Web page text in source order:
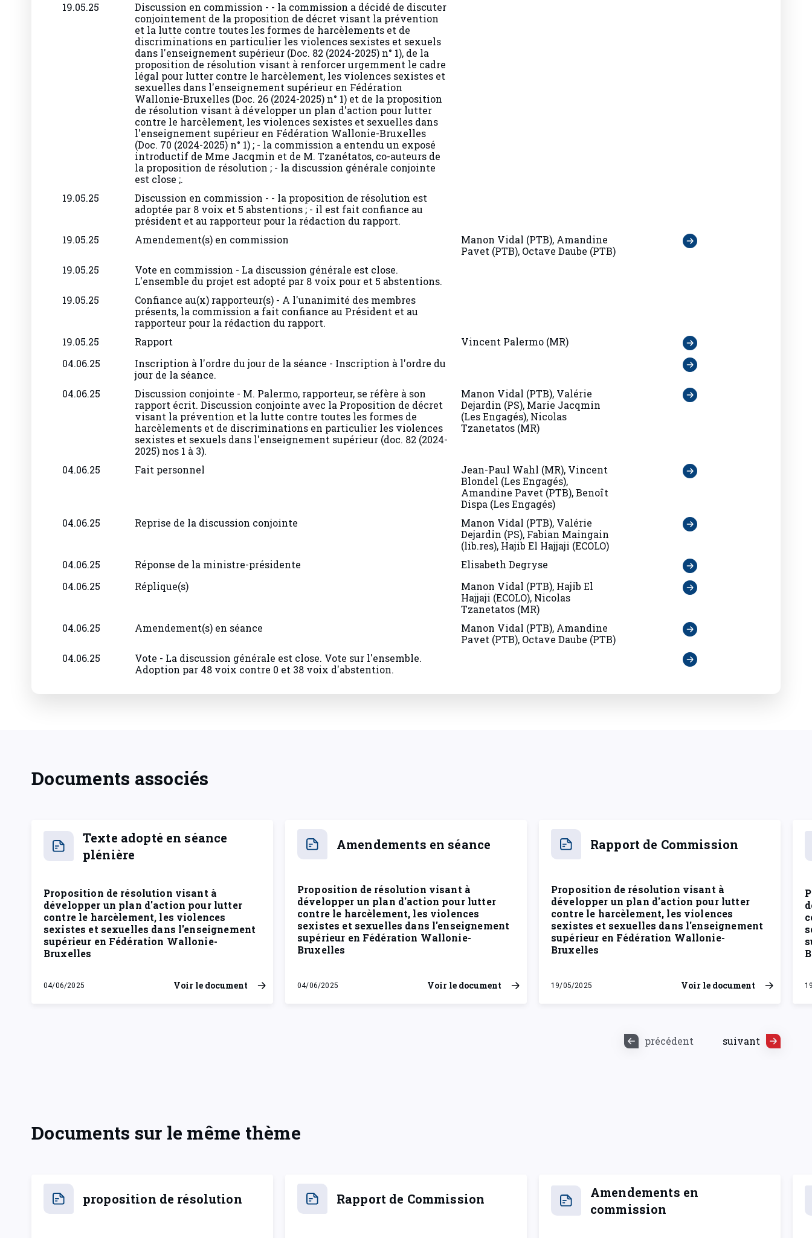
19.05.25
Discussion en commission - - la commission a décidé de discuter
conjointement de la proposition de décret visant la prévention
et la lutte contre toutes les formes de harcèlements et de
discriminations en particulier les violences sexistes et sexuels
dans l'enseignement supérieur (Doc. 82 (2024-2025) n° 1), de la
proposition de résolution visant à renforcer urgemment le cadre
légal pour lutter contre le harcèlement, les violences sexistes et
sexuelles dans l'enseignement supérieur en Fédération
Wallonie-Bruxelles (Doc. 26 (2024-2025) n° 1) et de la proposition
de résolution visant à développer un plan d'action pour lutter
contre le harcèlement, les violences sexistes et sexuelles dans
l'enseignement supérieur en Fédération Wallonie-Bruxelles
(Doc. 70 (2024-2025) n° 1) ; - la commission a entendu un exposé
introductif de Mme Jacqmin et de M. Tzanétatos, co-auteurs de
la proposition de résolution ; - la discussion générale conjointe
est close ;.
19.05.25
Discussion en commission - - la proposition de résolution est
adoptée par 8 voix et 5 abstentions ; - il est fait confiance au
président et au rapporteur pour la rédaction du rapport.
19.05.25
Amendement(s) en commission
Manon Vidal (PTB), Amandine
Pavet (PTB), Octave Daube (PTB)
19.05.25
Vote en commission - La discussion générale est close.
L'ensemble du projet est adopté par 8 voix pour et 5 abstentions.
19.05.25
Confiance au(x) rapporteur(s) - A l'unanimité des membres
présents, la commission a fait confiance au Président et au
rapporteur pour la rédaction du rapport.
19.05.25
Rapport
Vincent Palermo (MR)
04.06.25
Inscription à l'ordre du jour de la séance - Inscription à l'ordre du
jour de la séance.
04.06.25
Discussion conjointe - M. Palermo, rapporteur, se réfère à son
rapport écrit. Discussion conjointe avec la Proposition de décret
visant la prévention et la lutte contre toutes les formes de
harcèlements et de discriminations en particulier les violences
sexistes et sexuels dans l'enseignement supérieur (doc. 82 (2024-
2025) nos 1 à 3).
Manon Vidal (PTB), Valérie
Dejardin (PS), Marie Jacqmin
(Les Engagés), Nicolas
Tzanetatos (MR)
04.06.25 Fait personnel
Jean-Paul Wahl (MR), Vincent
Blondel (Les Engagés),
Amandine Pavet (PTB), Benoît
Dispa (Les Engagés)
04.06.25
Reprise de la discussion conjointe
Manon Vidal (PTB), Valérie
Dejardin (PS), Fabian Maingain
(lib.res), Hajib El Hajjaji (ECOLO)
04.06.25
Réponse de la ministre-présidente
Elisabeth Degryse
04.06.25
Réplique(s)
Manon Vidal (PTB), Hajib El
Hajjaji (ECOLO), Nicolas
Tzanetatos (MR)
04.06.25
Amendement(s) en séance
Manon Vidal (PTB), Amandine
Pavet (PTB), Octave Daube (PTB)
04.06.25
Vote - La discussion générale est close. Vote sur l'ensemble.
Adoption par 48 voix contre 0 et 38 voix d'abstention.
Documents associés
Texte adopté en séance
plénière
Proposition de résolution visant à
développer un plan d'action pour lutter
contre le harcèlement, les violences
sexistes et sexuelles dans l'enseignement
supérieur en Fédération Wallonie-
Bruxelles
04/06/2025
mercredi 4 juin 2025
Voir le document
Amendements en séance
Proposition de résolution visant à
développer un plan d'action pour lutter
contre le harcèlement, les violences
sexistes et sexuelles dans l'enseignement
supérieur en Fédération Wallonie-
Bruxelles
04/06/2025
mercredi 4 juin 2025
Voir le document
Rapport de Commission
Proposition de résolution visant à
développer un plan d'action pour lutter
contre le harcèlement, les violences
sexistes et sexuelles dans l'enseignement
supérieur en Fédération Wallonie-
Bruxelles
19/05/2025
lundi 19 mai 2025
Voir le document
précédent suivant
Documents sur le même thème
proposition de résolution Rapport de Commission
Amendements en
commission